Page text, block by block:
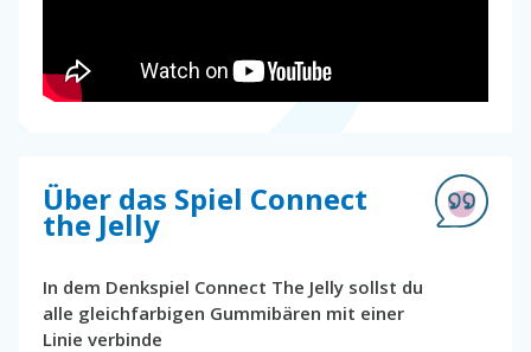
Über das Spiel Connect
the Jelly
In dem Denkspiel Connect The Jelly sollst du
alle gleichfarbigen Gummibären mit einer
Linie verbinde